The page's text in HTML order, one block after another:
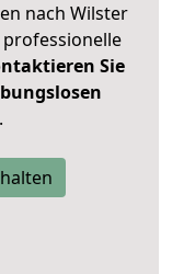
nach Wilster
Sie